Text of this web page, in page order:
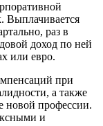
Выплачивается
раз в
доход по ней
или евро.
при
а также
новой профессии.
и